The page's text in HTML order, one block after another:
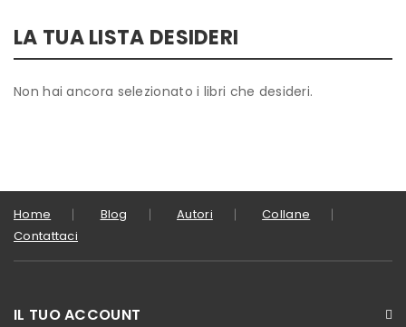
LA TUA LISTA DESIDERI
Non hai ancora selezionato i libri che desideri.
Home Blog Autori
Collane
Contattaci
IL TUO ACCOUNT